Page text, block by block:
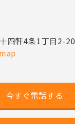
四軒4条1丁目2-20
今すぐ電話する